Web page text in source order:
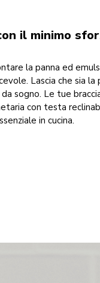
il minimo
la panna ed
Lascia che sia la
sogno. Le tue
con testa
in cucina.